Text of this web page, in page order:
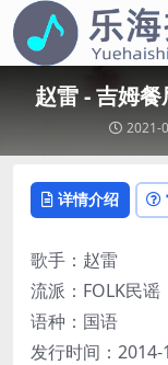
赵雷 - 吉姆
2021-
详情介绍
歌手：赵雷
流派：FOLK民谣
语种：国语
发行时间：2014-